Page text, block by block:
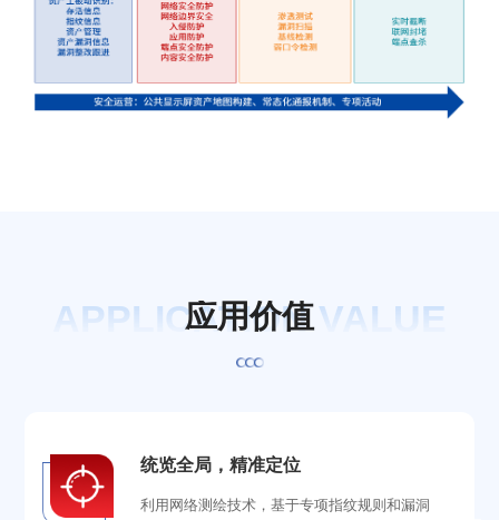
APPLICATION VALUE
应用价值
统览全局，精准定位
利用网络测绘技术，基于专项指纹规则和漏洞